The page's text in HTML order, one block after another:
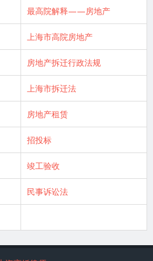
最高院解释——房地产
上海市高院房地产
房地产拆迁行政法规
上海市拆迁法
房地产租赁
招投标
竣工验收
民事诉讼法